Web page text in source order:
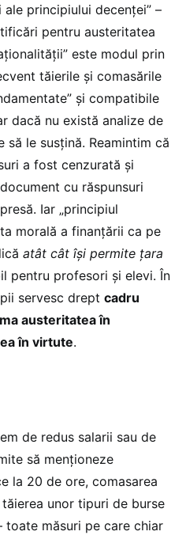
principiului decenței” –
pentru austeritatea
este modul prin
tăierile și comasările
și compatibile
dacă nu există analize de
le susțină. Reamintim că
a fost cenzurată și
cu răspunsuri
Iar „principiul
morală a finanțării ca pe
atât cât își permite țara
pentru profesori și elevi. În
servesc drept cadru
austeritatea în
în virtute.
de redus salarii sau de
să menționeze
la 20 de ore, comasarea
unor tipuri de burse
toate măsuri pe care chiar